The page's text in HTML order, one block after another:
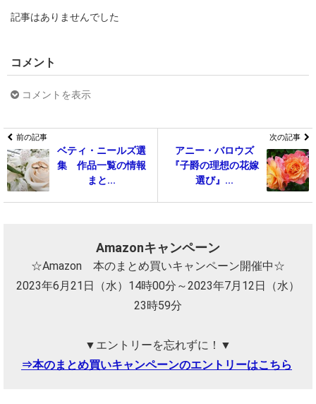
記事はありませんでした
コメント
コメントを表示
前の記事
ベティ・ニールズ選
集 作品一覧の情報
まと...
次の記事
アニー・バロウズ
『子爵の理想の花嫁
選び』...
Amazonキャンペーン
☆Amazon 本のまとめ買いキャンペーン開催中☆
2023年6月21日（水）14時00分～2023年7月12日（水）
23時59分
▼エントリーを忘れずに！▼
⇒本のまとめ買いキャンペーンのエントリーはこちら